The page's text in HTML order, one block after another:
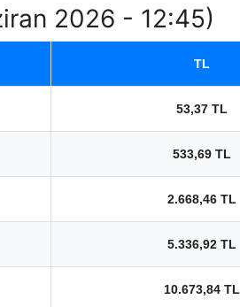
2026 - 12:45)
TL
53,37 TL
533,69 TL
2.668,46 TL
5.336,92 TL
10.673,84 TL